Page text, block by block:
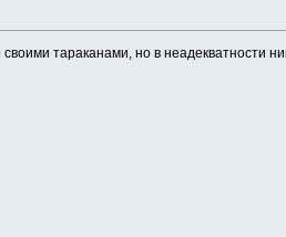
тараканами, но в неадекватности